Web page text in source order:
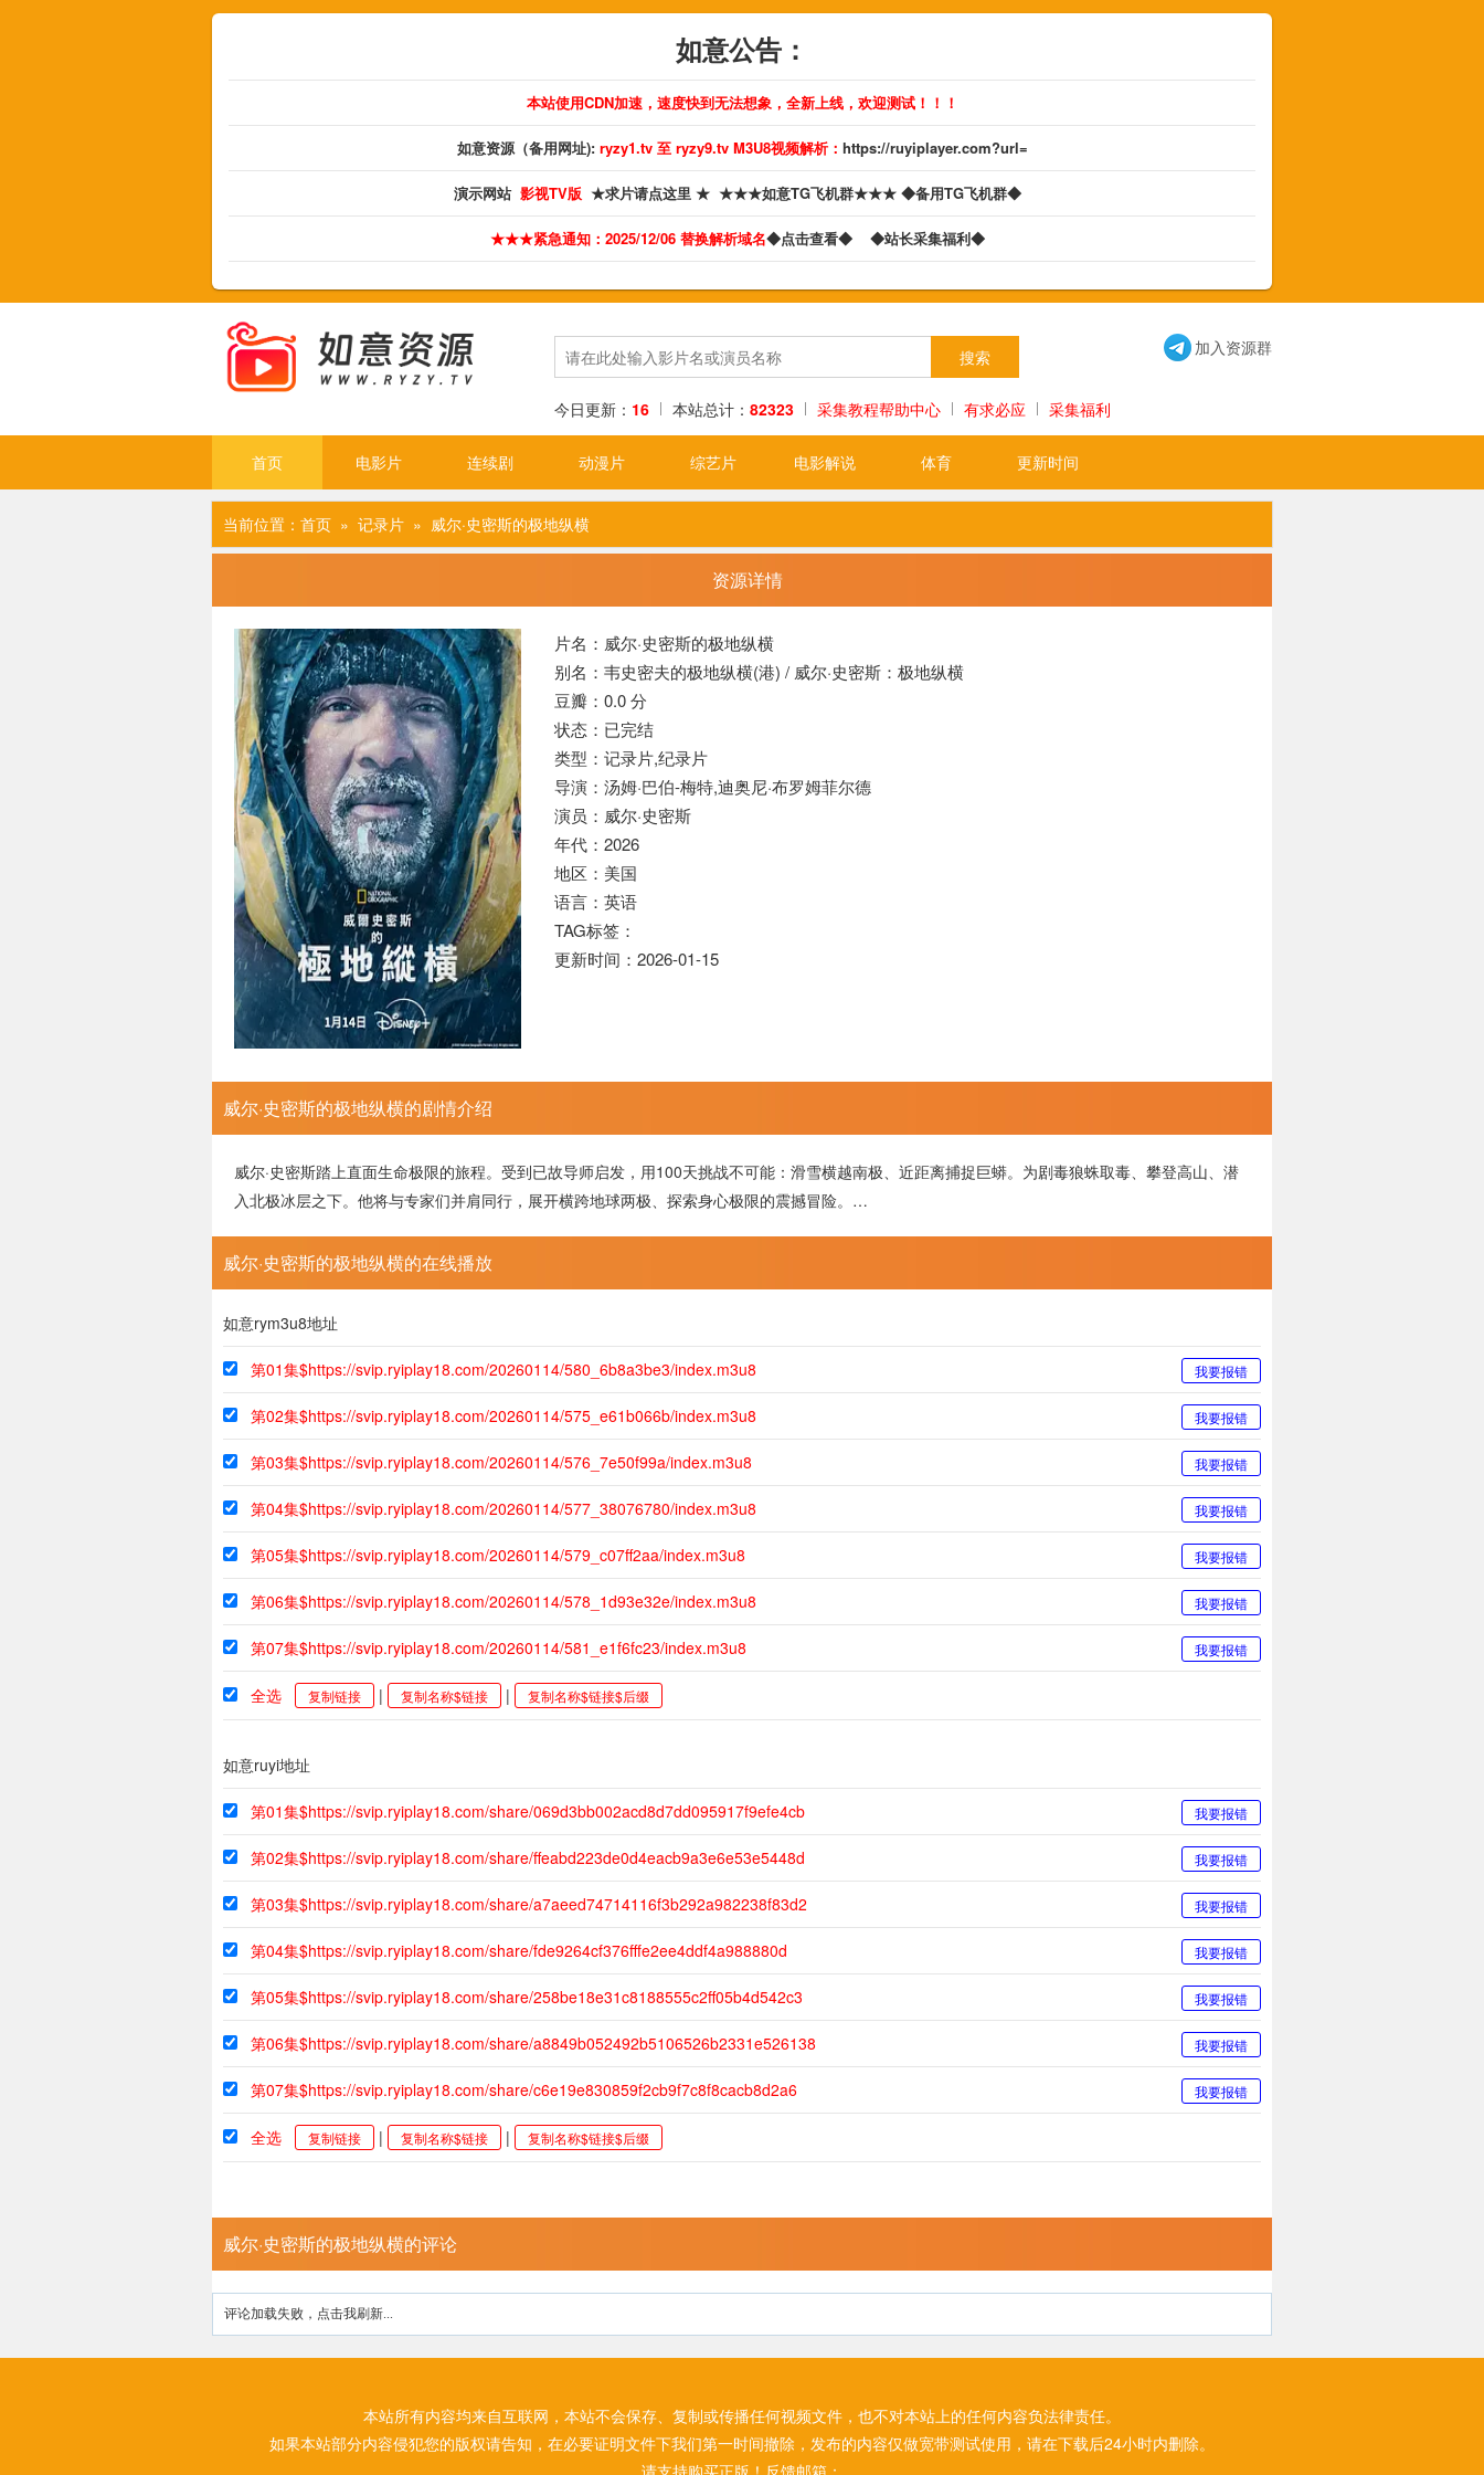
如意公告：
本站使用CDN加速，速度快到无法想象，全新上线，欢迎测试！！！
如意资源（备用网址):ryzy1.tv 至 ryzy9.tv M3U8视频解析： https://ruyiplayer.com?url=
演示网站 影视TV版 ★求片请点这里 ★ ★★★如意TG飞机群★★★ ◆备用TG飞机群◆
★★★紧急通知：2025/12/06 替换解析域名◆点击查看◆ ◆站长采集福利◆
今日更新： 16 本站总计： 82323 采集教程帮助中心 有求必应 采集福利
加入资源群
首页 电影片 连续剧 动漫片 综艺片 电影解说 体育 更新时间
当前位置： 首页 » 记录片 » 威尔·史密斯的极地纵横
资源详情
片名：威尔·史密斯的极地纵横
别名：韦史密夫的极地纵横(港) / 威尔·史密斯：极地纵横
豆瓣：0.0 分
状态：已完结
类型：记录片,纪录片
导演：汤姆·巴伯-梅特,迪奥尼·布罗姆菲尔德
演员：威尔·史密斯
年代：2026
地区：美国
语言：英语
TAG标签：
更新时间：2026-01-15
威尔·史密斯的极地纵横的剧情介绍
威尔·史密斯踏上直面生命极限的旅程。受到已故导师启发，用100天挑战不可能：滑雪横越南极、近距离捕捉巨蟒。为剧毒狼蛛取毒、攀登高山、潜
入北极冰层之下。他将与专家们并肩同行，展开横跨地球两极、探索身心极限的震撼冒险。…
威尔·史密斯的极地纵横的在线播放
如意rym3u8地址
第01集$https://svip.ryiplay18.com/20260114/580_6b8a3be3/index.m3u8 我要报错
第02集$https://svip.ryiplay18.com/20260114/575_e61b066b/index.m3u8 我要报错
第03集$https://svip.ryiplay18.com/20260114/576_7e50f99a/index.m3u8 我要报错
第04集$https://svip.ryiplay18.com/20260114/577_38076780/index.m3u8 我要报错
第05集$https://svip.ryiplay18.com/20260114/579_c07ff2aa/index.m3u8 我要报错
第06集$https://svip.ryiplay18.com/20260114/578_1d93e32e/index.m3u8 我要报错
第07集$https://svip.ryiplay18.com/20260114/581_e1f6fc23/index.m3u8 我要报错
全选 复制链接 | 复制名称$链接 | 复制名称$链接$后缀
如意ruyi地址
第01集$https://svip.ryiplay18.com/share/069d3bb002acd8d7dd095917f9efe4cb 我要报错
第02集$https://svip.ryiplay18.com/share/ffeabd223de0d4eacb9a3e6e53e5448d 我要报错
第03集$https://svip.ryiplay18.com/share/a7aeed74714116f3b292a982238f83d2 我要报错
第04集$https://svip.ryiplay18.com/share/fde9264cf376fffe2ee4ddf4a988880d 我要报错
第05集$https://svip.ryiplay18.com/share/258be18e31c8188555c2ff05b4d542c3 我要报错
第06集$https://svip.ryiplay18.com/share/a8849b052492b5106526b2331e526138 我要报错
第07集$https://svip.ryiplay18.com/share/c6e19e830859f2cb9f7c8f8cacb8d2a6 我要报错
全选 复制链接 | 复制名称$链接 | 复制名称$链接$后缀
威尔·史密斯的极地纵横的评论
评论加载失败，点击我刷新...
本站所有内容均来自互联网，本站不会保存、复制或传播任何视频文件，也不对本站上的任何内容负法律责任。
如果本站部分内容侵犯您的版权请告知，在必要证明文件下我们第一时间撤除，发布的内容仅做宽带测试使用，请在下载后24小时内删除。
请支持购买正版！反馈邮箱：